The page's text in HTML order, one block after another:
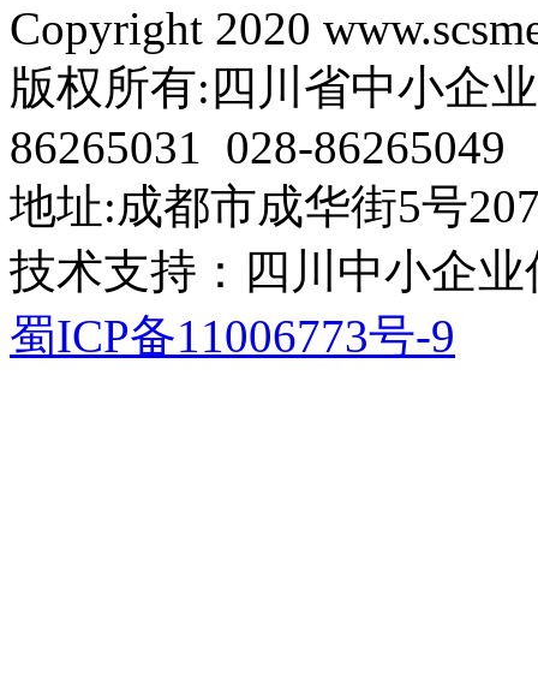
Copyright 2020
版权所有:四川省中小企
86265031 028-86265049
地址:成都市成华街5号
技术支持：四川中小企
蜀ICP备11006773号-9